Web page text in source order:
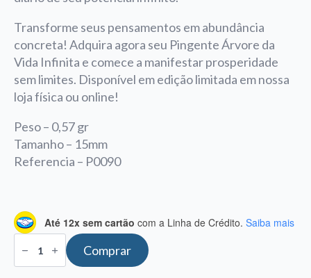
Transforme seus pensamentos em abundância
concreta! Adquira agora seu Pingente Árvore da
Vida Infinita e comece a manifestar prosperidade
sem limites. Disponível em edição limitada em nossa
loja física ou online!
Peso – 0,57 gr
Tamanho – 15mm
Referencia – P0090
Até 12x sem cartão com a Linha de Crédito. Saiba mais
Pingente
Árvore
da
Comprar